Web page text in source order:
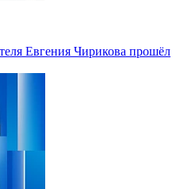
Евгения Чирикова прошёл